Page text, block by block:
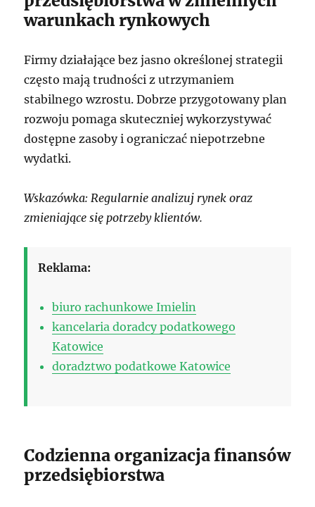
warunkach rynkowych
Firmy działające bez jasno określonej strategii
często mają trudności z utrzymaniem
stabilnego wzrostu. Dobrze przygotowany plan
rozwoju pomaga skuteczniej wykorzystywać
dostępne zasoby i ograniczać niepotrzebne
wydatki.
Wskazówka: Regularnie analizuj rynek oraz
zmieniające się potrzeby klientów.
Reklama:
biuro rachunkowe Imielin
kancelaria doradcy podatkowego
Katowice
doradztwo podatkowe Katowice
Codzienna organizacja finansów
przedsiębiorstwa